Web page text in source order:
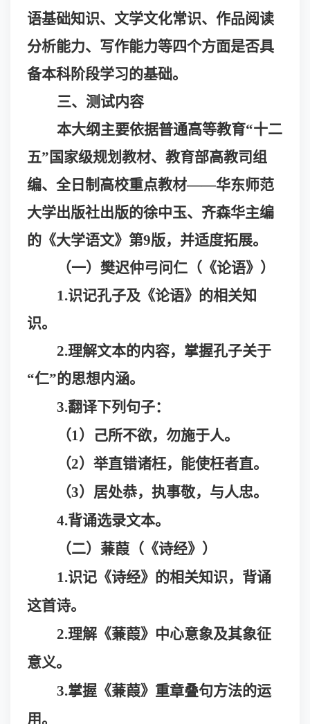
语基础知识、文学文化常识、作品阅读
分析能力、写作能力等四个方面是否具
备本科阶段学习的基础。
三、测试内容
本大纲主要依据普通高等教育“十二
五”国家级规划教材、教育部高教司组
编、全日制高校重点教材——华东师范
大学出版社出版的徐中玉、齐森华主编
的《大学语文》第9版，并适度拓展。
（一）樊迟仲弓问仁（《论语》）
1.识记孔子及《论语》的相关知
识。
2.理解文本的内容，掌握孔子关于
“仁”的思想内涵。
3.翻译下列句子：
（1）己所不欲，勿施于人。
（2）举直错诸枉，能使枉者直。
（3）居处恭，执事敬，与人忠。
4.背诵选录文本。
（二）蒹葭（《诗经》）
1.识记《诗经》的相关知识，背诵
这首诗。
2.理解《蒹葭》中心意象及其象征
意义。
3.掌握《蒹葭》重章叠句方法的运
用。